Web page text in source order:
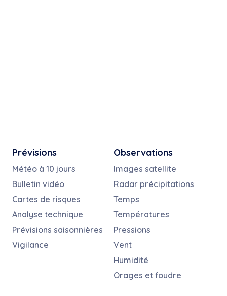
Prévisions
Météo à 10 jours
Bulletin vidéo
Cartes de risques
Analyse technique
Prévisions saisonnières
Vigilance
Observations
Images satellite
Radar précipitations
Temps
Températures
Pressions
Vent
Humidité
Orages et foudre